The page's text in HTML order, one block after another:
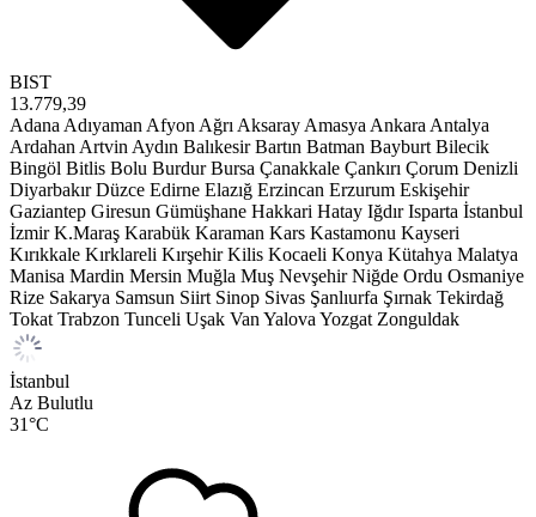
BIST
13.779,39
Adana Adıyaman Afyon Ağrı Aksaray Amasya Ankara Antalya
Ardahan Artvin Aydın Balıkesir Bartın Batman Bayburt Bilecik
Bingöl Bitlis Bolu Burdur Bursa Çanakkale Çankırı Çorum Denizli
Diyarbakır Düzce Edirne Elazığ Erzincan Erzurum Eskişehir
Gaziantep Giresun Gümüşhane Hakkari Hatay Iğdır Isparta İstanbul
İzmir K.Maraş Karabük Karaman Kars Kastamonu Kayseri
Kırıkkale Kırklareli Kırşehir Kilis Kocaeli Konya Kütahya Malatya
Manisa Mardin Mersin Muğla Muş Nevşehir Niğde Ordu Osmaniye
Rize Sakarya Samsun Siirt Sinop Sivas Şanlıurfa Şırnak Tekirdağ
Tokat Trabzon Tunceli Uşak Van Yalova Yozgat Zonguldak
İstanbul
Az Bulutlu
31°C